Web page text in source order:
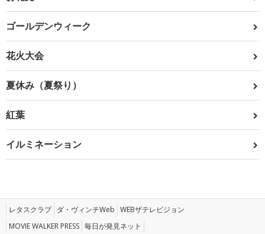
ゴールデンウィーク
花火大会
夏休み（夏祭り）
紅葉
イルミネーション
レタスクラブ ダ・ヴィンチWeb WEBザテレビジョン
MOVIE WALKER PRESS 毎日が発見ネット